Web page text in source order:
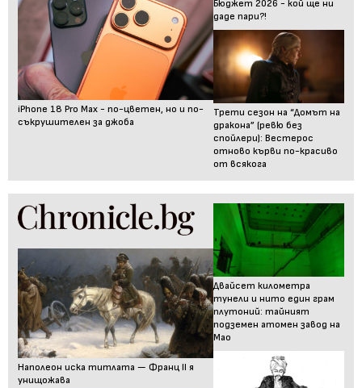
iPhone 18 Pro Max - по-цветен, но и по-
съкрушителен за джоба
Бюджет 2026 - кой ще ни
даде пари?!
Трети сезон на “Домът на
дракона” (ревю без
спойлери): Вестерос
отново кърви по-красиво
от всякога
Наполеон иска титлата — Франц II я
унищожава
Двайсет километра
тунели и нито един грам
плутоний: тайният
подземен атомен завод на
Мао